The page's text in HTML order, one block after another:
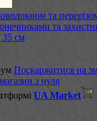
та
та
см
Поскаржитися на
з нуля
UA Market